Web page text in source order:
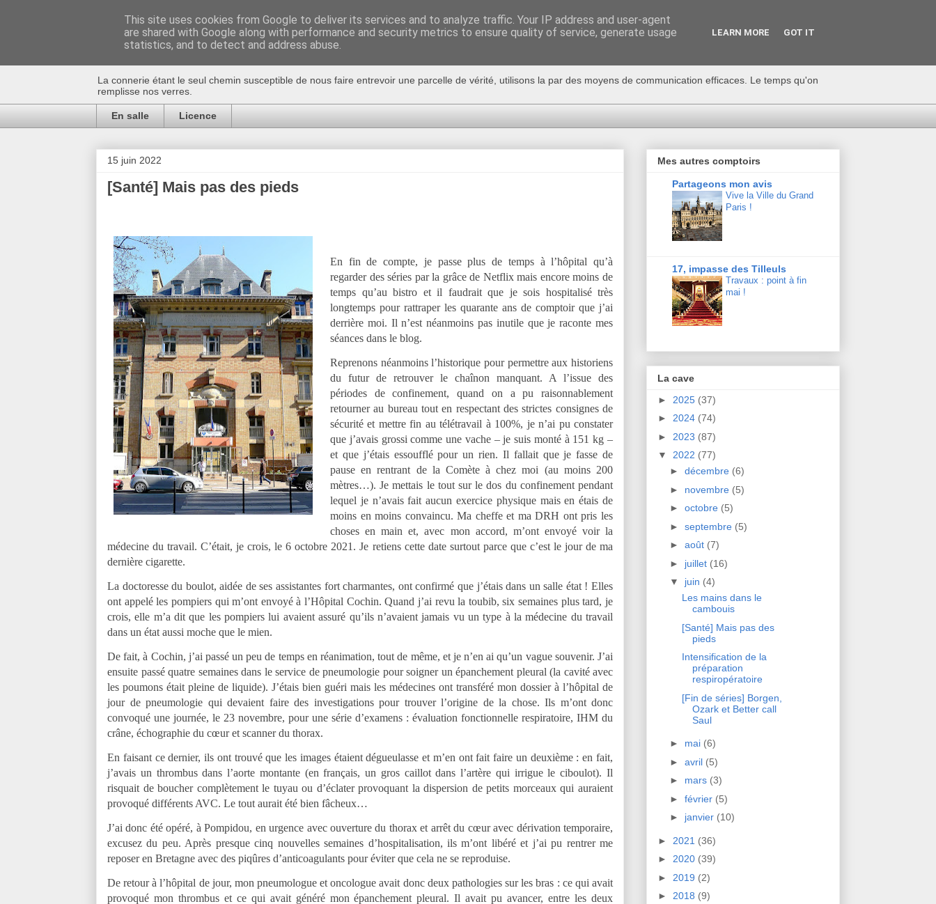
Au bistro !
La connerie étant le seul chemin susceptible de nous faire entrevoir une parcelle de vérité, utilisons la par des moyens de communication efficaces. Le temps qu'on
remplisse nos verres.
En salle Licence
15 juin 2022
[Santé] Mais pas des pieds
En fin de compte, je passe plus de temps à l’hôpital qu’à
regarder des séries par la grâce de Netflix mais encore moins de
temps qu’au bistro et il faudrait que je sois hospitalisé très
longtemps pour rattraper les quarante ans de comptoir que j’ai
derrière moi. Il n’est néanmoins pas inutile que je raconte mes
séances dans le blog.
Reprenons néanmoins l’historique pour permettre aux historiens
du futur de retrouver le chaînon manquant. A l’issue des
périodes de confinement, quand on a pu raisonnablement
retourner au bureau tout en respectant des strictes consignes de
sécurité et mettre fin au télétravail à 100%, je n’ai pu constater
que j’avais grossi comme une vache – je suis monté à 151 kg –
et que j’étais essoufflé pour un rien. Il fallait que je fasse de
pause en rentrant de la Comète à chez moi (au moins 200
mètres…). Je mettais le tout sur le dos du confinement pendant
lequel je n’avais fait aucun exercice physique mais en étais de
moins en moins convaincu. Ma cheffe et ma DRH ont pris les
choses en main et, avec mon accord, m’ont envoyé voir la
médecine du travail. C’était, je crois, le 6 octobre 2021. Je retiens cette date surtout parce que c’est le jour de ma
dernière cigarette.
La doctoresse du boulot, aidée de ses assistantes fort charmantes, ont confirmé que j’étais dans un salle état ! Elles
ont appelé les pompiers qui m’ont envoyé à l’Hôpital Cochin. Quand j’ai revu la toubib, six semaines plus tard, je
crois, elle m’a dit que les pompiers lui avaient assuré qu’ils n’avaient jamais vu un type à la médecine du travail
dans un état aussi moche que le mien.
De fait, à Cochin, j’ai passé un peu de temps en réanimation, tout de même, et je n’en ai qu’un vague souvenir. J’ai
ensuite passé quatre semaines dans le service de pneumologie pour soigner un épanchement pleural (la cavité avec
les poumons était pleine de liquide). J’étais bien guéri mais les médecines ont transféré mon dossier à l’hôpital de
jour de pneumologie qui devaient faire des investigations pour trouver l’origine de la chose. Ils m’ont donc
convoqué une journée, le 23 novembre, pour une série d’examens : évaluation fonctionnelle respiratoire, IHM du
crâne, échographie du cœur et scanner du thorax.
En faisant ce dernier, ils ont trouvé que les images étaient dégueulasse et m’en ont fait faire un deuxième : en fait,
j’avais un thrombus dans l’aorte montante (en français, un gros caillot dans l’artère qui irrigue le ciboulot). Il
risquait de boucher complètement le tuyau ou d’éclater provoquant la dispersion de petits morceaux qui auraient
provoqué différents AVC. Le tout aurait été bien fâcheux…
J’ai donc été opéré, à Pompidou, en urgence avec ouverture du thorax et arrêt du cœur avec dérivation temporaire,
excusez du peu. Après presque cinq nouvelles semaines d’hospitalisation, ils m’ont libéré et j’ai pu rentrer me
reposer en Bretagne avec des piqûres d’anticoagulants pour éviter que cela ne se reproduise.
De retour à l’hôpital de jour, mon pneumologue et oncologue avait donc deux pathologies sur les bras : ce qui avait
provoqué mon thrombus et ce qui avait généré mon épanchement pleural. Il avait pu avancer, entre les deux
Mes autres comptoirs
Partageons mon avis
Vive la Ville du Grand
Paris !
17, impasse des Tilleuls
Travaux : point à fin
mai !
La cave
► 2025 (37)
► 2024 (74)
► 2023 (87)
▼ 2022 (77)
► décembre (6)
► novembre (5)
► octobre (5)
► septembre (5)
► août (7)
► juillet (16)
▼ juin (4)
Les mains dans le
cambouis
[Santé] Mais pas des
pieds
Intensification de la
préparation
respiropératoire
[Fin de séries] Borgen,
Ozark et Better call
Saul
► mai (6)
► avril (5)
► mars (3)
► février (5)
► janvier (10)
► 2021 (36)
► 2020 (39)
► 2019 (2)
► 2018 (9)
This site uses cookies from Google to deliver its services and to analyze traffic. Your IP address and user-agent
are shared with Google along with performance and security metrics to ensure quality of service, generate usage
statistics, and to detect and address abuse.
LEARN MORE GOT IT